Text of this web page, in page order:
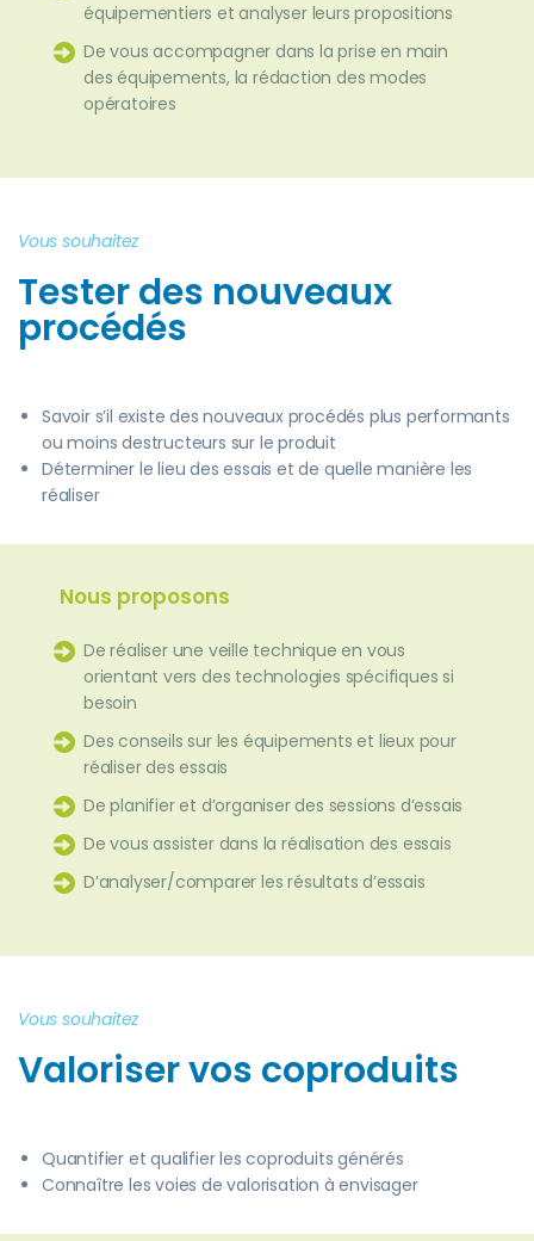
équipementiers et analyser leurs propositions
De vous accompagner dans la prise en main
des équipements, la rédaction des modes
opératoires
Vous souhaitez
Tester des nouveaux
procédés
Savoir s’il existe des nouveaux procédés plus performants
ou moins destructeurs sur le produit
Déterminer le lieu des essais et de quelle manière les
réaliser
Nous proposons
De réaliser une veille technique en vous
orientant vers des technologies spécifiques si
besoin
Des conseils sur les équipements et lieux pour
réaliser des essais
De planifier et d’organiser des sessions d’essais
De vous assister dans la réalisation des essais
D’analyser/comparer les résultats d’essais
Vous souhaitez
Valoriser vos coproduits
Quantifier et qualifier les coproduits générés
Connaître les voies de valorisation à envisager